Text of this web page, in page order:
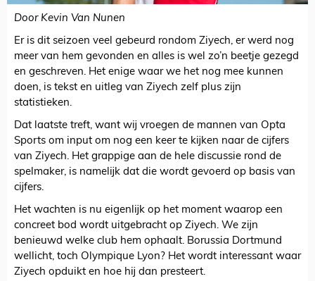
Door Kevin Van Nunen
Er is dit seizoen veel gebeurd rondom Ziyech, er werd nog
meer van hem gevonden en alles is wel zo’n beetje gezegd
en geschreven. Het enige waar we het nog mee kunnen
doen, is tekst en uitleg van Ziyech zelf plus zijn
statistieken.
Dat laatste treft, want wij vroegen de mannen van Opta
Sports om input om nog een keer te kijken naar de cijfers
van Ziyech. Het grappige aan de hele discussie rond de
spelmaker, is namelijk dat die wordt gevoerd op basis van
cijfers.
Het wachten is nu eigenlijk op het moment waarop een
concreet bod wordt uitgebracht op Ziyech. We zijn
benieuwd welke club hem ophaalt. Borussia Dortmund
wellicht, toch Olympique Lyon? Het wordt interessant waar
Ziyech opduikt en hoe hij dan presteert.